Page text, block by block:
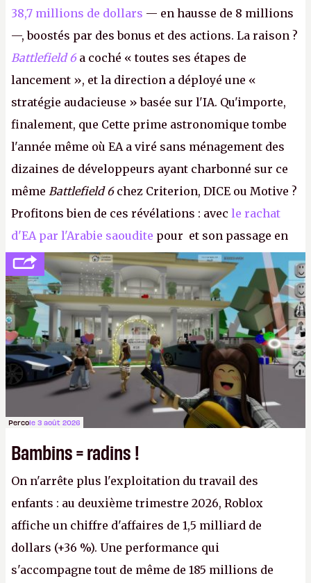
38,7 millions de dollars — en hausse de 8 millions
—, boostés par des bonus et des actions. La raison ?
Battlefield 6 a coché « toutes ses étapes de
lancement », et la direction a déployé une «
stratégie audacieuse » basée sur l'IA. Qu'importe,
finalement, que Cette prime astronomique tombe
l'année même où EA a viré sans ménagement des
dizaines de développeurs ayant charbonné sur ce
même Battlefield 6chez Criterion, DICE ou Motive ?
Profitons bien de ces révélations : avec le rachat
d'EA par l'Arabie saoudite pour et son passage en
société privée, l'éditeur n'aura bientôt plus
l'obligation de publier ses bilans. Encore une
victoire pour la transparence.P.
Percole 3 août 2026
Bambins = radins !
On n'arrête plus l'exploitation du travail des
enfants : au deuxième trimestre 2026, Roblox
affiche un chiffre d'affaires de 1,5 milliard de
dollars (+36 %). Une performance qui
s'accompagne tout de même de 185 millions de